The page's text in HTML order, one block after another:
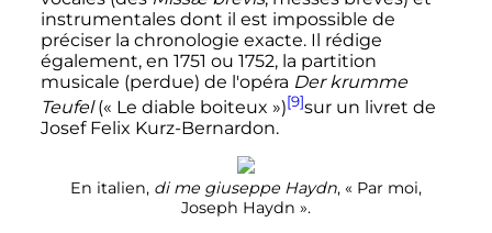
instrumentales dont il est impossible de
préciser la chronologie exacte. Il rédige
également, en 1751 ou 1752, la partition
musicale (perdue) de l'opéra Der krumme
Teufel(« Le diable boiteux »)[9]sur un livret de
Josef Felix Kurz-Bernardon.
En italien, di me giuseppe Haydn, « Par moi,
Joseph Haydn ».